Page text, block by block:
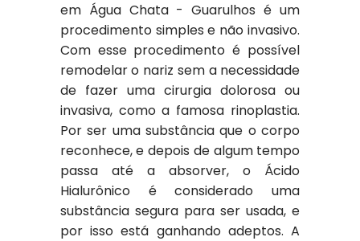
em Água Chata - Guarulhos é um
procedimento simples e não invasivo.
Com esse procedimento é possível
remodelar o nariz sem a necessidade
de fazer uma cirurgia dolorosa ou
invasiva, como a famosa rinoplastia.
Por ser uma substância que o corpo
reconhece, e depois de algum tempo
passa até a absorver, o Ácido
Hialurônico é considerado uma
substância segura para ser usada, e
por isso está ganhando adeptos. A